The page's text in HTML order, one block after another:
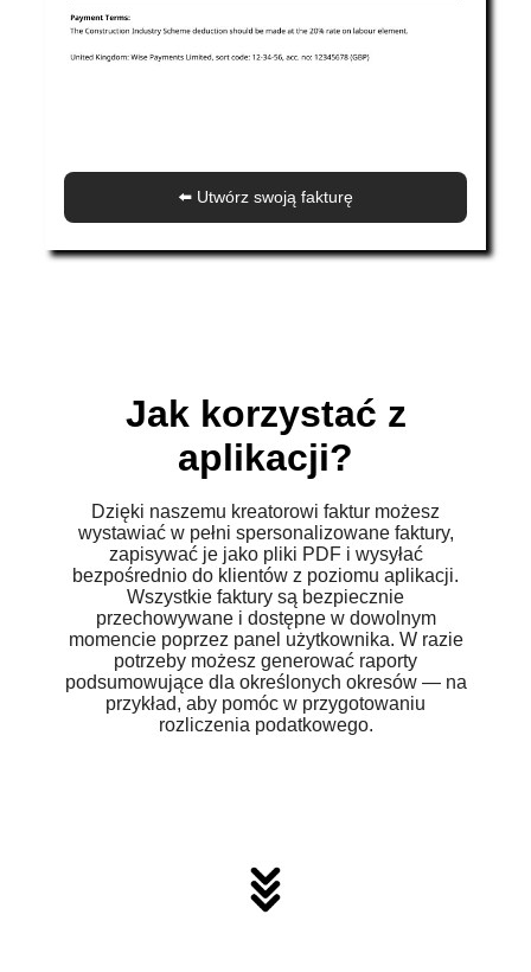
⬅️ Utwórz swoją fakturę
Jak korzystać z
aplikacji?
Dzięki naszemu kreatorowi faktur możesz
wystawiać w pełni spersonalizowane faktury,
zapisywać je jako pliki PDF i wysyłać
bezpośrednio do klientów z poziomu aplikacji.
Wszystkie faktury są bezpiecznie
przechowywane i dostępne w dowolnym
momencie poprzez panel użytkownika. W razie
potrzeby możesz generować raporty
podsumowujące dla określonych okresów — na
przykład, aby pomóc w przygotowaniu
rozliczenia podatkowego.